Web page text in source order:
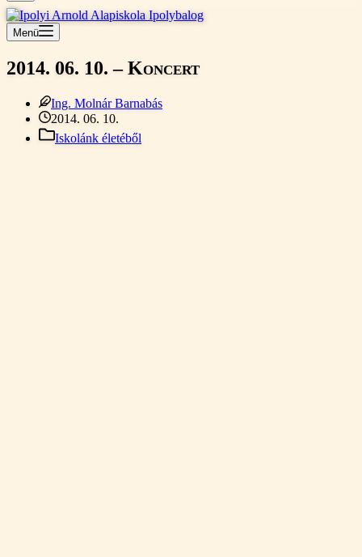
Nincs
találat
Menü
2014. 06. 10. – Koncert
Ing. Molnár Barnabás
2014. 06. 10.
Iskolánk életéből